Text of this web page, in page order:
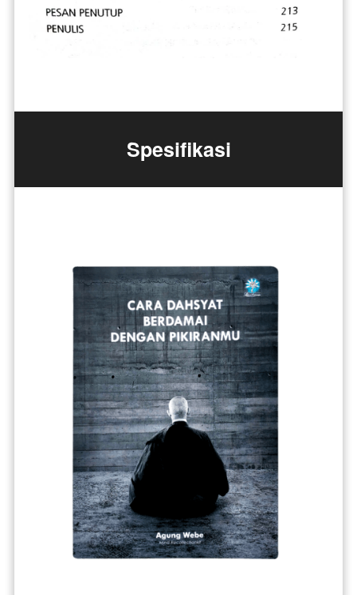
Spesifikasi